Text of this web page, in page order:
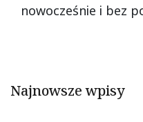
nowocześnie i bez
Najnowsze wpisy